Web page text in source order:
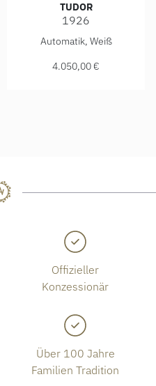
Preis: 4.660,00 €
TUDOR
1926
TUDOR 1926, Ref:
Automatik, Weiß
4.050,00 €
Offizieller
Konzessionär
Über 100 Jahre
Familien Tradition